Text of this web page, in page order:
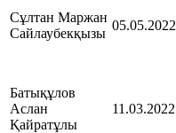
Сұлтан Маржан
Сайлаубекқызы
05.05.2022
Батықұлов
Аслан
Қайратұлы
11.03.2022